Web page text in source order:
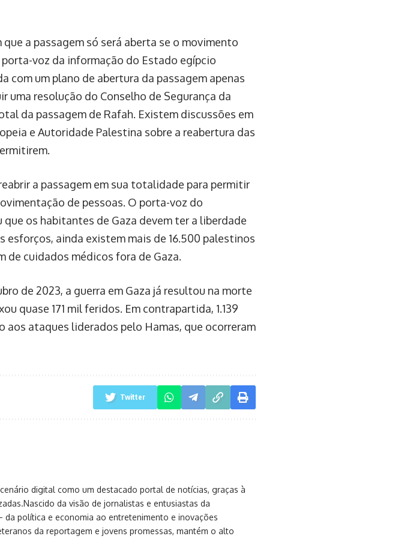
a passagem só será aberta se o movimento
porta-voz da informação do Estado egípcio
com um plano de abertura da passagem apenas
uma resolução do Conselho de Segurança da
da passagem de Rafah. Existem discussões em
e Autoridade Palestina sobre a reabertura das
a passagem em sua totalidade para permitir
de pessoas. O porta-voz do
os habitantes de Gaza devem ter a liberdade
esforços, ainda existem mais de 16.500 palestinos
de cuidados médicos fora de Gaza.
de 2023, a guerra em Gaza já resultou na morte
quase 171 mil feridos. Em contrapartida, 1.139
aos ataques liderados pelo Hamas, que ocorreram
Twitter
digital como um destacado portal de notícias, graças à
da visão de jornalistas e entusiastas da
política e economia ao entretenimento e inovações
da reportagem e jovens promessas, mantém o alto